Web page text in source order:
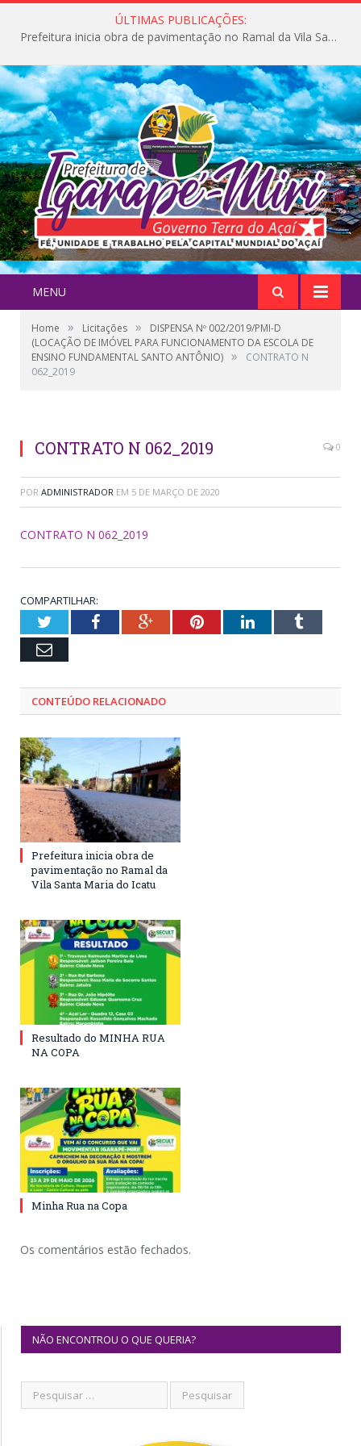
ÚLTIMAS PUBLICAÇÕES:
Prefeitura inicia obra de pavimentação no Ramal da Vila Santa Maria do Icatu
MENU
Home » Licitações »
DISPENSA Nº 002/2019/PMI-D
(LOCAÇÃO DE IMÓVEL PARA FUNCIONAMENTO DA ESCOLA DE
ENSINO FUNDAMENTAL SANTO ANTÔNIO) »
CONTRATO N
062_2019
CONTRATO N 062_2019 0
POR ADMINISTRADOR EM 5 DE MARÇO DE 2020
CONTRATO N 062_2019
COMPARTILHAR:
TwitterFacebookGoogle+PinterestLinkedInTumblr
Email
CONTEÚDO RELACIONADO
Prefeitura inicia obra de
pavimentação no Ramal da
Vila Santa Maria do Icatu
Resultado do MINHA RUA
NA COPA
Minha Rua na Copa
Os comentários estão fechados.
NÃO ENCONTROU O QUE QUERIA?